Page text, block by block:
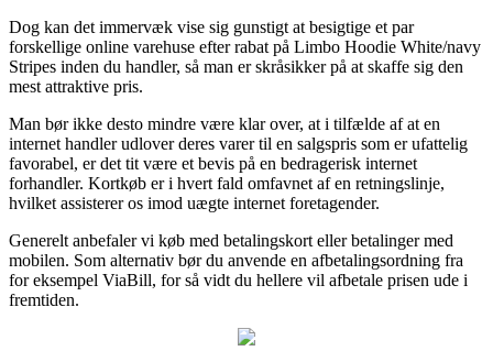
Dog kan det immervæk vise sig gunstigt at besigtige et par
forskellige online varehuse efter rabat på Limbo Hoodie White/navy
Stripes inden du handler, så man er skråsikker på at skaffe sig den
mest attraktive pris.
Man bør ikke desto mindre være klar over, at i tilfælde af at en
internet handler udlover deres varer til en salgspris som er ufattelig
favorabel, er det tit være et bevis på en bedragerisk internet
forhandler. Kortkøb er i hvert fald omfavnet af en retningslinje,
hvilket assisterer os imod uægte internet foretagender.
Generelt anbefaler vi køb med betalingskort eller betalinger med
mobilen. Som alternativ bør du anvende en afbetalingsordning fra
for eksempel ViaBill, for så vidt du hellere vil afbetale prisen ude i
fremtiden.